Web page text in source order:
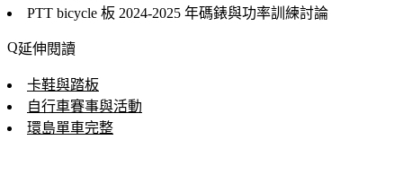
PTT bicycle 板 2024-2025 年碼錶與功率訓練討論
延伸閱讀
卡鞋與踏板
自行車賽事與活動
環島單車完整